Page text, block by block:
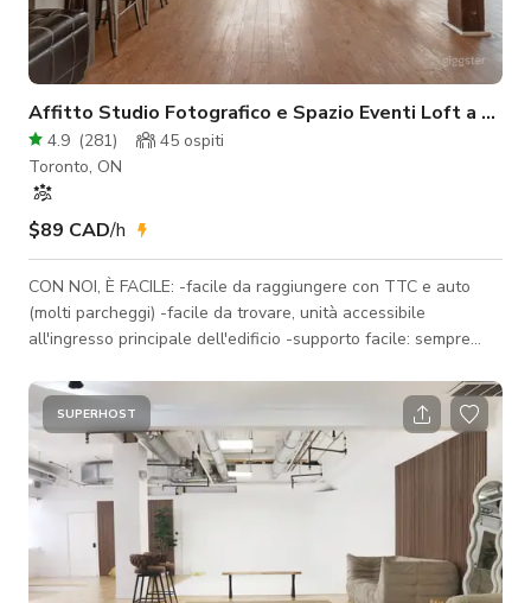
Affitto Studio Fotografico e Spazio Eventi Loft a
4.9 (281) 45 ospiti
Toronto, ON
$89 CAD/h
CON NOI, È FACILE: -facile da raggiungere con TTC e auto
(molti parcheggi) -facile da trovare, unità accessibile
all'ingresso principale dell'edificio -supporto facile: sempre
completamente arredato, con luce naturale *SUPPLEMENTI DI
PREZZO: — La nostra tariffa indicata è per i giorni feriali
durante le nostre ore di apertura (6am-9pm) per piccole
produzioni sotto le 10 persone. Per eventi, la tariffa aumenta.
— Tra le 9pm-1a
SUPERHOST